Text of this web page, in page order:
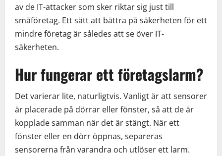
av de IT-attacker som sker riktar sig just till
småföretag. Ett sätt att bättra på säkerheten för ett
mindre företag är således att se över IT-
säkerheten.
Hur fungerar ett företagslarm?
Det varierar lite, naturligtvis. Vanligt är att sensorer
är placerade på dörrar eller fönster, så att de är
kopplade samman när det är stängt. När ett
fönster eller en dörr öppnas, separeras
sensorerna från varandra och utlöser ett larm.